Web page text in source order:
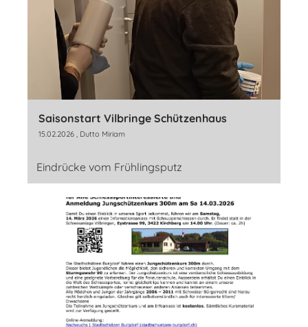
Saisonstart Vilbringe Schützenhaus
15.02.2026 , Dutto Miriam
Eindrücke vom Frühlingsputz